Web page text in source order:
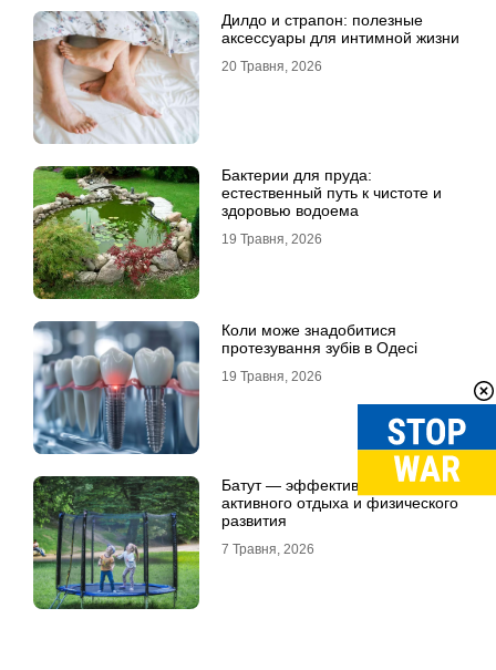
Дилдо и страпон: полезные
аксессуары для интимной жизни
20 Травня, 2026
Бактерии для пруда:
естественный путь к чистоте и
здоровью водоема
19 Травня, 2026
Коли може знадобитися
протезування зубів в Одесі
19 Травня, 2026
Батут — эффективный способ
активного отдыха и физического
развития
7 Травня, 2026